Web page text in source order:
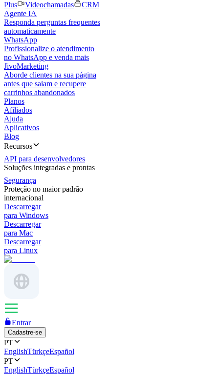
Plus
Videochamadas
CRM
Agente IA
Responda perguntas frequentes
automaticamente
WhatsApp
Profissionalize o atendimento
no WhatsApp e venda mais
JivoMarketing
Aborde clientes na sua página
antes que saiam e recupere
carrinhos abandonados
Planos
Afiliados
Ajuda
Aplicativos
Blog
Recursos
API para desenvolvedores
Soluções integradas e prontas
Segurança
Proteção no maior padrão
internacional
Descarregar
para Windows
Descarregar
para Mac
Descarregar
para Linux
Entrar
Cadastre-se
PT
EnglishTürkçeEspañol
PT
EnglishTürkçeEspañol